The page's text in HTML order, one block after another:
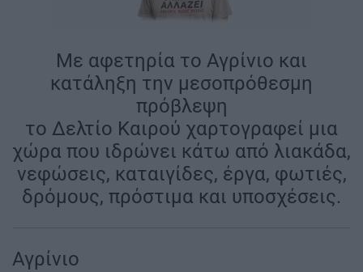
Με αφετηρία το Αγρίνιο και
κατάληξη την μεσοπρόθεσμη
πρόβλεψη
το Δελτίο Καιρού χαρτογραφεί μια
χώρα που ιδρώνει κάτω από λιακάδα,
νεφώσεις, καταιγίδες, έργα, φωτιές,
δρόμους, πρόστιμα και υποσχέσεις.
Αγρίνιο